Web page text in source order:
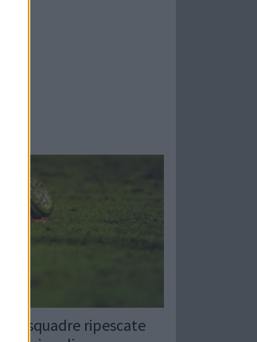
di squadre ripescate